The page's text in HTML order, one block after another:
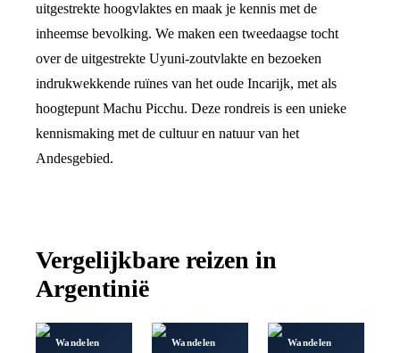
uitgestrekte hoogvlaktes en maak je kennis met de
inheemse bevolking. We maken een tweedaagse tocht
over de uitgestrekte Uyuni-zoutvlakte en bezoeken
indrukwekkende ruïnes van het oude Incarijk, met als
hoogtepunt Machu Picchu. Deze rondreis is een unieke
kennismaking met de cultuur en natuur van het
Andesgebied.
Vergelijkbare reizen in
Argentinië
Wandelen Wandelen Wandelen